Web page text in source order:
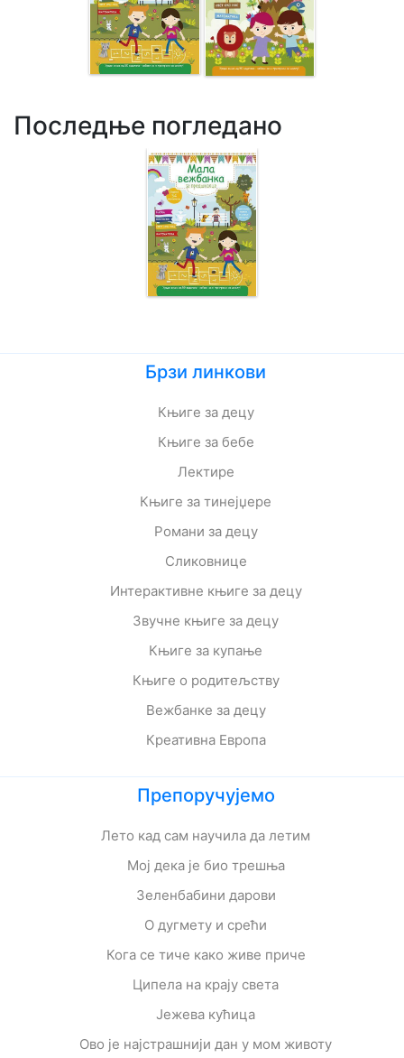
Последње погледано
Брзи линкови
Књиге за децу
Књиге за бебе
Лектире
Књиге за тинејџере
Романи за децу
Сликовнице
Интерактивне књиге за децу
Звучне књиге за децу
Књиге за купање
Књиге о родитељству
Вежбанке за децу
Креативна Европа
Препоручујемо
Лето кад сам научила да летим
Мој дека је био трешња
Зеленбабини дарови
О дугмету и срећи
Кога се тиче како живе приче
Ципела на крају света
Јежева кућица
Ово је најстрашнији дан у мом животу